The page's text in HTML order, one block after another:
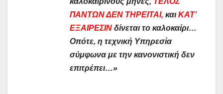
ΠΑΝΤΩΝ ΔΕΝ ΤΗΡΕΙΤΑΙ, και ΚΑΤ’
ΕΞΑΙΡΕΣΙΝδίνεται το καλοκαίρι…
Οπότε, η τεχνική Υπηρεσία
σύμφωνα με την κανονιστική δεν
επιτρέπει…»